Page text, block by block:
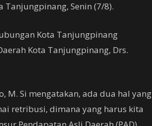
Tanjungpinang, Senin (7/8).
Kota Tanjungpinang
Kota Tanjungpinang, Drs.
M. Si mengatakan, ada dua hal yang
retribusi, dimana yang harus kita